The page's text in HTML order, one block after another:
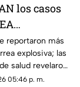
los casos
en México;
de los
reportaron más
explosiva; las
salud revelaron
los pacientes.
05:46 p. m.